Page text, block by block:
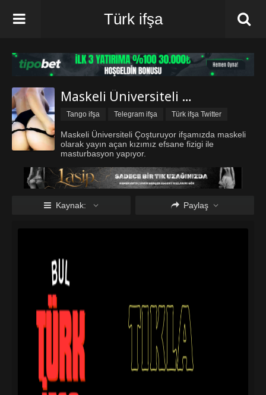
Türk ifşa
Maskeli Üniversiteli Çoşturuyor
Tango ifşa Telegram ifşa Türk ifşa Twitter
Türk ifşa vk Üniversiteli ifşa Vip ifşa
Maskeli Üniversiteli Çoşturuyor ifşamızda maskeli
olarak yayın açan kızımız efsane fizigi ile
masturbasyon yapıyor.
Kaynak: Paylaş